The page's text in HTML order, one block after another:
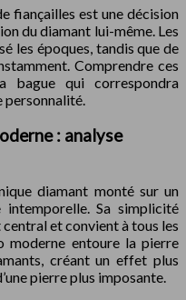
fiançailles est une décision
du diamant lui-même. Les
les époques, tandis que de
Comprendre ces
bague qui correspondra
personnalité.
: analyse
diamant monté sur un
intemporelle. Sa simplicité
et convient à tous les
moderne entoure la pierre
créant un effet plus
pierre plus imposante.